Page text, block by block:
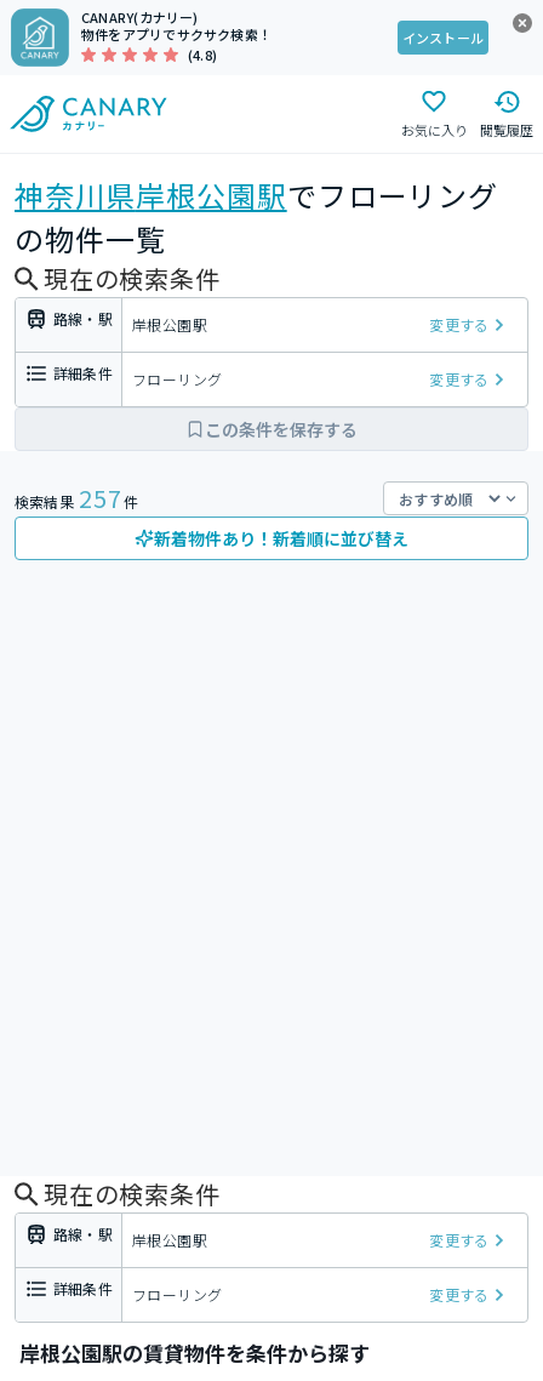
CANARY(カナリー)
物件をアプリでサクサク検索！
(4.8)
インストール
お気に入り 閲覧履歴
神奈川県岸根公園駅でフローリング
の物件一覧
現在の検索条件
路線・駅 岸根公園駅 変更する
詳細条件 フローリング 変更する
この条件を保存する
検索結果 257件
新着物件あり！新着順に並び替え
現在の検索条件
路線・駅 岸根公園駅 変更する
詳細条件 フローリング 変更する
岸根公園駅の賃貸物件を条件から探す